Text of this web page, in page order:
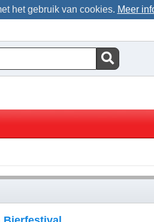
het gebruik van cookies. Meer